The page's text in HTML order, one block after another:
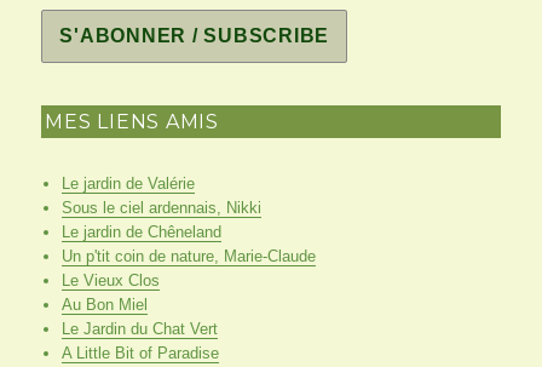
MES LIENS AMIS
Le jardin de Valérie
Sous le ciel ardennais, Nikki
Le jardin de Chêneland
Un p'tit coin de nature, Marie-Claude
Le Vieux Clos
Au Bon Miel
Le Jardin du Chat Vert
A Little Bit of Paradise